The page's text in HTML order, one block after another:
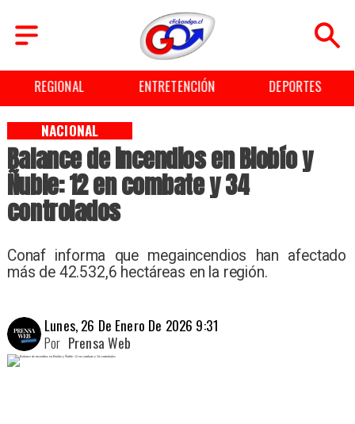
REGIONAL ENTRETENCIÓN DEPORTES
Balance de incendios en Biobío y
Ñuble: 12 en combate y 34
controlados
Conaf informa que megaincendios han afectado
más de 42.532,6 hectáreas en la región.
NACIONAL
Lunes, 26 De Enero De 2026 9:31
Prensa Web
Por